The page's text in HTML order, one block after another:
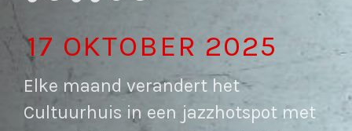
17 OKTOBER 2025
Elke maand verandert het
Cultuurhuis in een jazzhotspot met